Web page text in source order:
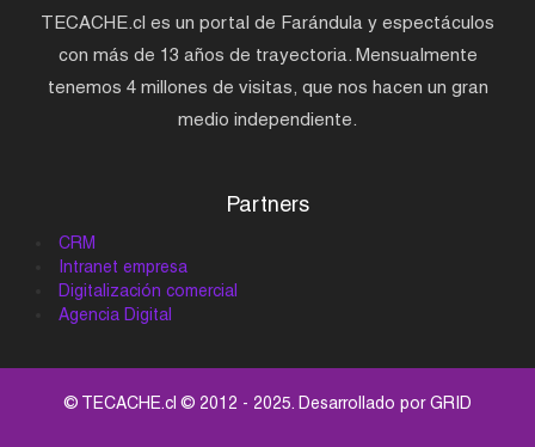
TECACHE.cl es un portal de Farándula y espectáculos
con más de 13 años de trayectoria. Mensualmente
tenemos 4 millones de visitas, que nos hacen un gran
medio independiente.
Partners
CRM
Intranet empresa
Digitalización comercial
Agencia Digital
© TECACHE.cl © 2012 - 2025. Desarrollado porGRID